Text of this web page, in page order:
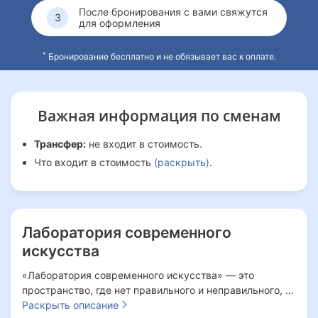
После бронирования с вами свяжутся
для оформления
* Бронирование бесплатно и не обязывает вас к оплате.
Важная информация по сменам
Трансфер: не входит в стоимость.
Что входит в стоимость (раскрыть).
Лаборатория современного
искусства
«Лаборатория современного искусства» — это
пространство, где нет правильного и неправильного, а
есть творчество, самовыражение и свобода идей.
Раскрыть описание